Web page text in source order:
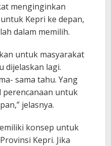
menginginkan
Kepri ke depan,
dalam memilih.
untuk masyarakat
dijelaskan lagi.
sama tahu. Yang
perencanaan untuk
jelasnya.
konsep untuk
Kepri. Jika